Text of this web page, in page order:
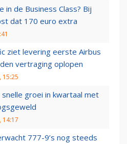
in de Business Class? Bij
dat 170 euro extra
ziet levering eerste Airbus
vertraging oplopen
15:25
groei in kwartaal met
14:17
777-9’s nog steeds